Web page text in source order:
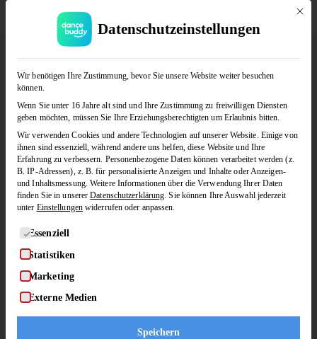
Cha Cha Cha (Figuren-Snacks 2)
Mit
Datenschutzeinstellungen
Wir benötigen Ihre Zustimmung, bevor Sie unsere Website weiter besuchen
können.
Wenn Sie unter 16 Jahre alt sind und Ihre Zustimmung zu freiwilligen Diensten
geben möchten, müssen Sie Ihre Erziehungsberechtigten um Erlaubnis bitten.
Wir verwenden Cookies und andere Technologien auf unserer Website. Einige von
ihnen sind essenziell, während andere uns helfen, diese Website und Ihre
Erfahrung zu verbessern. Personenbezogene Daten können verarbeitet werden (z.
B. IP-Adressen), z. B. für personalisierte Anzeigen und Inhalte oder Anzeigen-
und Inhaltsmessung. Weitere Informationen über die Verwendung Ihrer Daten
finden Sie in unsererDatenschutzerklärung. Sie können Ihre Auswahl jederzeit
unter Einstellungenwiderrufen oder anpassen.
Es folgt eine Liste der Service-Gruppen, für die eine
Essenziell
Statistiken
Marketing
Externe Medien
Speichern